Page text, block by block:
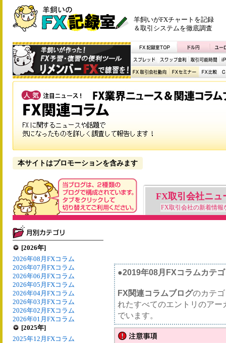
羊飼いがFXチャートを記録
＆取引システムを徹底調査
本サイトはプロモーションを含みます
FX取引会社ニュ
FX取引会社の新着情報
[2026年]
2026年08月FXコラム
2026年07月FXコラム
2026年06月FXコラム
2026年05月FXコラム
2026年04月FXコラム
2026年03月FXコラム
2026年02月FXコラム
2026年01月FXコラム
[2025年]
2025年12月FXコラム
●2019年08月FXコラムカテ
FX関連コラムブログのカテ
れたすべてのエントリのア
でいます。